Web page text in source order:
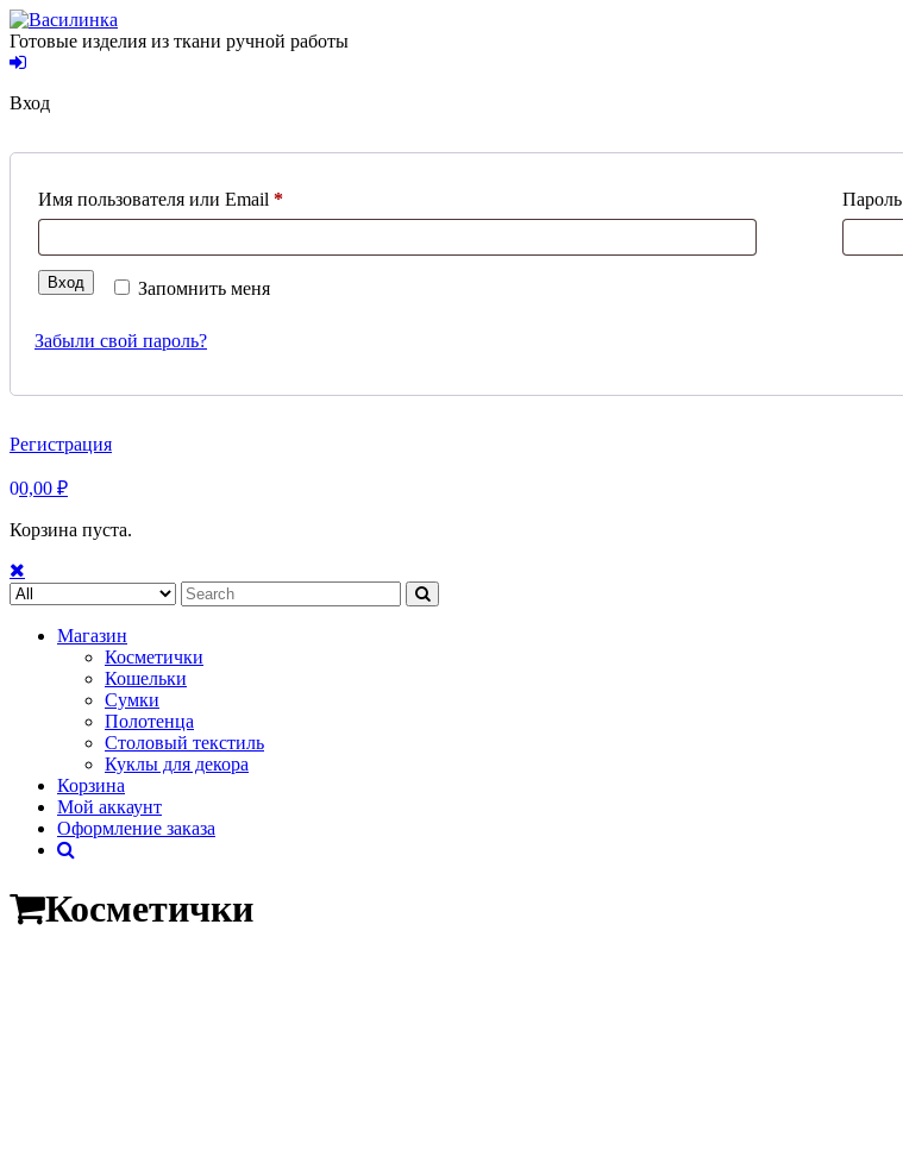
Skip
to
content
Готовые изделия из ткани ручной работы
Вход
Имя пользователя или Email *Обязательно Пароль
Запомнить меня
Вход
Забыли свой пароль?
Регистрация
00,00 ₽
Корзина пуста.
Search
for:
Магазин
Косметички
Кошельки
Сумки
Полотенца
Столовый текстиль
Куклы для декора
Корзина
Мой аккаунт
Оформление заказа
Косметички